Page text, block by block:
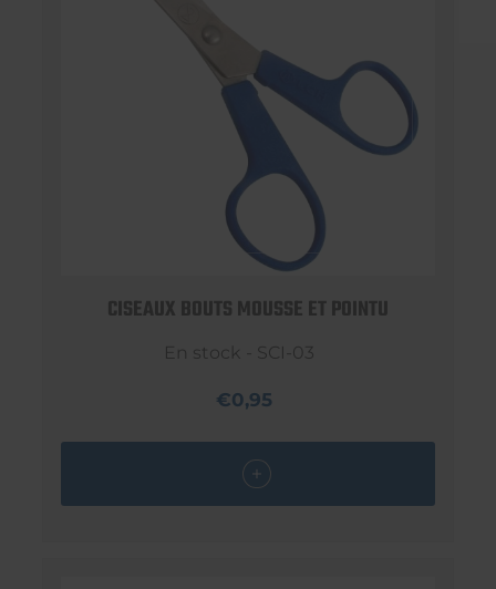
CISEAUX BOUTS MOUSSE ET POINTU
En stock - SCI-03
€0,95